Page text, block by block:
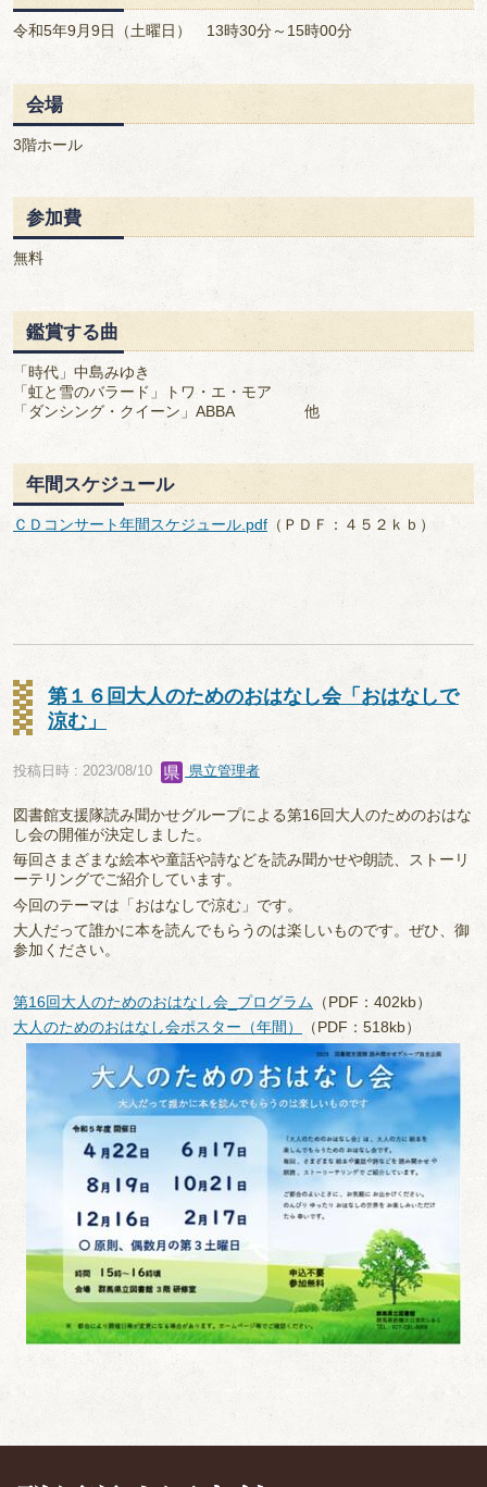
令和5年9月9日（土曜日） 13時30分～15時00分
会場
3階ホール
参加費
無料
鑑賞する曲
「時代」中島みゆき
「虹と雪のバラード」トワ・エ・モア
「ダンシング・クイーン」ABBA 他
年間スケジュール
ＣＤコンサート年間スケジュール.pdf （ＰＤＦ：４５２ｋｂ）
第１６回大人のためのおはなし会「おはなしで
涼む」
投稿日時 : 2023/08/10 県立管理者
図書館支援隊読み聞かせグループによる第16回大人のためのおはな
し会の開催が決定しました。
毎回さまざまな絵本や童話や詩などを読み聞かせや朗読、ストーリ
ーテリングでご紹介しています。
今回のテーマは「おはなしで涼む」です。
大人だって誰かに本を読んでもらうのは楽しいものです。ぜひ、御
参加ください。
第16回大人のためのおはなし会_プログラム （PDF：402kb）
大人のためのおはなし会ポスター（年間）
（PDF：518kb）